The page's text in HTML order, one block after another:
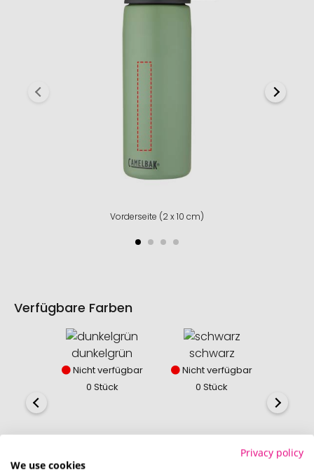
Vorderseite (2 x 10 cm)
Verfügbare Farben
dunkelgrün
Nicht verfügbar
0 Stück
schwarz
Nicht verfügbar
0 Stück
Privacy policy
We use cookies